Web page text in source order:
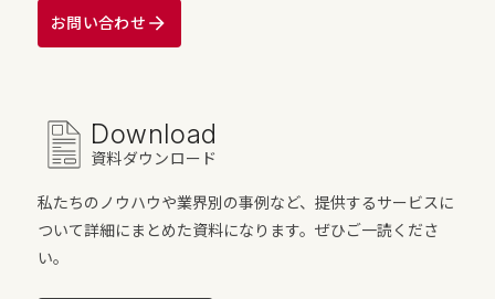
お問い合わせ
Download
資料ダウンロード
私たちのノウハウや業界別の事例など、提供するサービスに
ついて詳細にまとめた資料になります。ぜひご一読くださ
い。